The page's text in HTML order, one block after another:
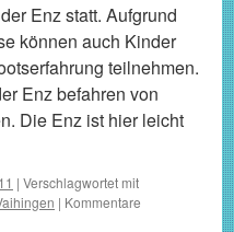
Enz statt. Aufgrund
können auch Kinder
teilnehmen.
Enz befahren von
Die Enz ist hier leicht
| Verschlagwortet mit
| Kommentare